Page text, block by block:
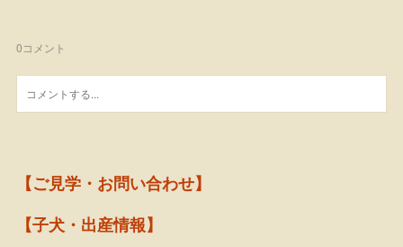
0コメント
【ご見学・お問い合わせ】
【子犬・出産情報】